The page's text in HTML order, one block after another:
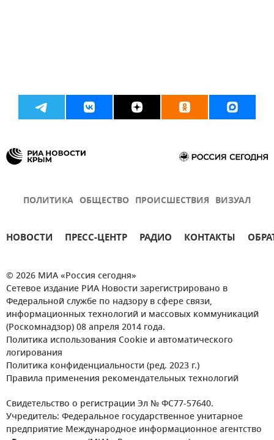
ПОЛИТИКА ОБЩЕСТВО ПРОИСШЕСТВИЯ ВИЗУАЛ
НОВОСТИ ПРЕСС-ЦЕНТР РАДИО КОНТАКТЫ
© 2026 МИА «Россия сегодня»
Сетевое издание РИА Новости зарегистрировано в
Федеральной службе по надзору в сфере связи,
информационных технологий и массовых коммуникаций
(Роскомнадзор) 08 апреля 2014 года.
Политика использования Cookie и автоматического
логирования
Политика конфиденциальности (ред. 2023 г.)
Правила применения рекомендательных технологий
Свидетельство о регистрации Эл № ФС77-57640.
Учредитель: Федеральное государственное унитарное
предприятие Международное информационное агентство